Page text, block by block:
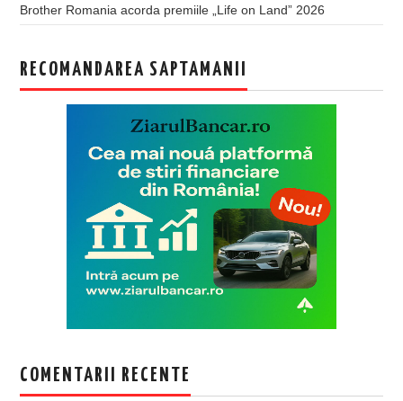
Brother Romania acorda premiile „Life on Land” 2026
RECOMANDAREA SAPTAMANII
COMENTARII RECENTE